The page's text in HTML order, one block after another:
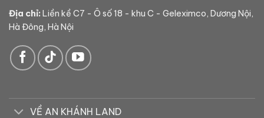
Địa chỉ: Liền kề C7 - Ô số 18 - khu C - Geleximco, Dương Nội,
Hà Đông, Hà Nội
VỀ AN KHÁNH LAND